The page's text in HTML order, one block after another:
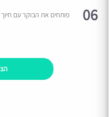
06 פותחים את הבוקר עם